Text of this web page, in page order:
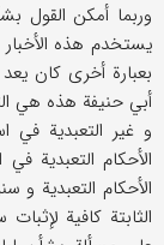
وربما أمکن القول
یستخدم هذه
بعبارة أخری کان
أبي حنیفة هذه هي
و غیر التعبدیة
الأحکام التعبدیة
الأحکام التعبدیة و
الثابتة کافیة